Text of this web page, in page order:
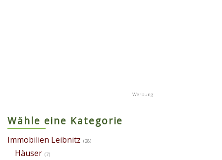
Wähle eine Kategorie
Immobilien Leibnitz (28)
Häuser (7)